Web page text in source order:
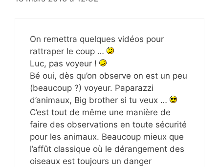
On remettra quelques vidéos pour
rattraper le coup …
Luc, pas voyeur !
Bé oui, dès qu’on observe on est un peu
(beaucoup ?) voyeur. Paparazzi
d’animaux, Big brother si tu veux …
C’est tout de même une manière de
faire des observations en toute sécurité
pour les animaux. Beaucoup mieux que
l’affût classique où le dérangement des
oiseaux est toujours un danger